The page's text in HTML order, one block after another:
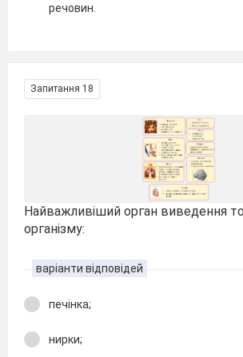
речовин.
Запитання 18
Найважливіший орган виведення
організму:
варіанти відповідей
печінка;
нирки;